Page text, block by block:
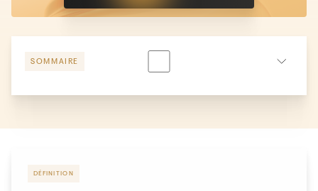
SOMMAIRE
DÉFINITION